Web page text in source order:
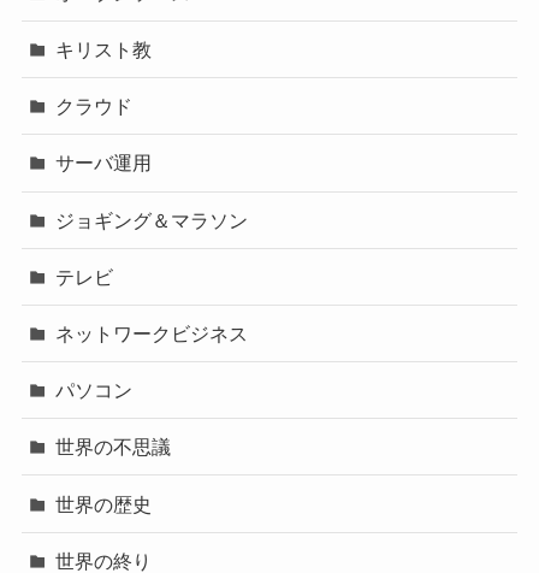
キリスト教
クラウド
サーバ運用
ジョギング＆マラソン
テレビ
ネットワークビジネス
パソコン
世界の不思議
世界の歴史
世界の終り